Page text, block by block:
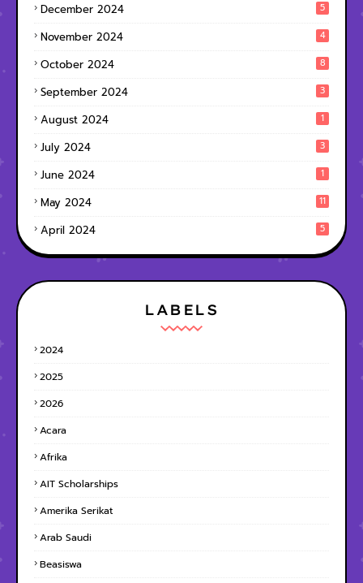
December 2024 5
November 2024 4
October 2024 8
September 2024 3
August 2024 1
July 2024 3
June 2024 1
May 2024 11
April 2024 5
LABELS
2024
2025
2026
Acara
Afrika
AIT Scholarships
Amerika Serikat
Arab Saudi
Beasiswa